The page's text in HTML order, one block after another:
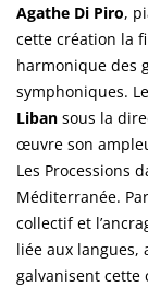
Agathe Di Piro,
cette création la
harmonique des
symphoniques.
Liban sous la
œuvre son
Les Processions
Méditerranée.
collectif et
liée aux langues,
galvanisent cette